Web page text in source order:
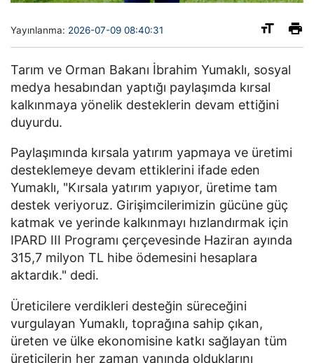
Yayınlanma: 2026-07-09 08:40:31
Tarım ve Orman Bakanı İbrahim Yumaklı, sosyal
medya hesabından yaptığı paylaşımda kırsal
kalkınmaya yönelik desteklerin devam ettiğini
duyurdu.
Paylaşımında kırsala yatırım yapmaya ve üretimi
desteklemeye devam ettiklerini ifade eden
Yumaklı, "Kırsala yatırım yapıyor, üretime tam
destek veriyoruz. Girişimcilerimizin gücüne güç
katmak ve yerinde kalkınmayı hızlandırmak için
IPARD III Programı çerçevesinde Haziran ayında
315,7 milyon TL hibe ödemesini hesaplara
aktardık." dedi.
Üreticilere verdikleri desteğin süreceğini
vurgulayan Yumaklı, toprağına sahip çıkan,
üreten ve ülke ekonomisine katkı sağlayan tüm
üreticilerin her zaman yanında olduklarını